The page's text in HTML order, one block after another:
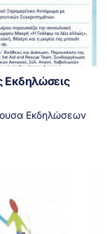
Εκδηλώσεις
Εκδηλώσεων